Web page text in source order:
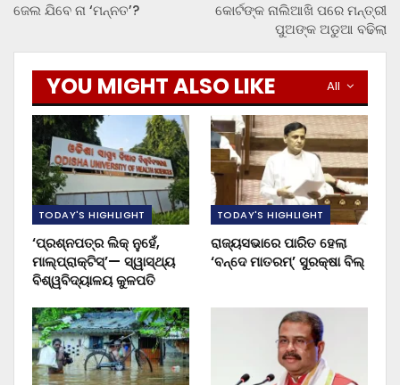
ଜେଲ ଯିବେ ନା ‘ମନ୍ନତ’?
କୋର୍ଟଙ୍କ ନାଲିଆଖି ପରେ ମନ୍ତ୍ରୀ
ପୁଅଙ୍କ ଅଡୁଆ ବଢିଲା
All
YOU MIGHT ALSO LIKE
TODAY'S HIGHLIGHT
‘ପ୍ରଶ୍ନପତ୍ର ଲିକ୍ ନୁହେଁ,
ମାଲ୍‌ପ୍ରାକ୍ଟିସ୍’— ସ୍ୱାସ୍ଥ୍ୟ
ବିଶ୍ୱବିଦ୍ୟାଳୟ କୁଳପତି
TODAY'S HIGHLIGHT
ରାଜ୍ୟସଭାରେ ପାରିତ ହେଲା
‘ବନ୍ଦେ ମାତରମ୍’ ସୁରକ୍ଷା ବିଲ୍